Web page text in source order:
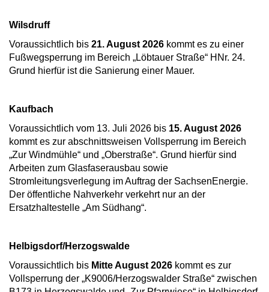
Wilsdruff
Voraussichtlich bis 21. August 2026 kommt es zu einer
Fußwegsperrung im Bereich „Löbtauer Straße“ HNr. 24.
Grund hierfür ist die Sanierung einer Mauer.
Kaufbach
Voraussichtlich vom 13. Juli 2026 bis 15. August 2026
kommt es zur abschnittsweisen Vollsperrung im Bereich
„Zur Windmühle“ und „Oberstraße“. Grund hierfür sind
Arbeiten zum Glasfaserausbau sowie
Stromleitungsverlegung im Auftrag der SachsenEnergie.
Der öffentliche Nahverkehr verkehrt nur an der
Ersatzhaltestelle „Am Südhang“.
Helbigsdorf/Herzogswalde
Voraussichtlich bis Mitte August 2026 kommt es zur
Vollsperrung der „K9006/Herzogswalder Straße“ zwischen